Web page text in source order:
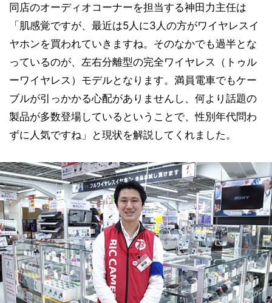
同店のオーディオコーナーを担当する神田力主任は
「肌感覚ですが、最近は5人に3人の方がワイヤレスイ
ヤホンを買われていきますね。そのなかでも過半とな
っているのが、左右分離型の完全ワイヤレス（トゥル
ーワイヤレス）モデルとなります。満員電車でもケー
ブルが引っかかる心配がありませんし、何より話題の
製品が多数登場しているということで、性別年代問わ
ずに人気ですね」と現状を解説してくれました。